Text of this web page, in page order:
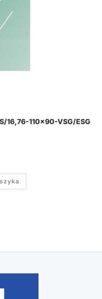
16,76-110×90-VSG/ESG